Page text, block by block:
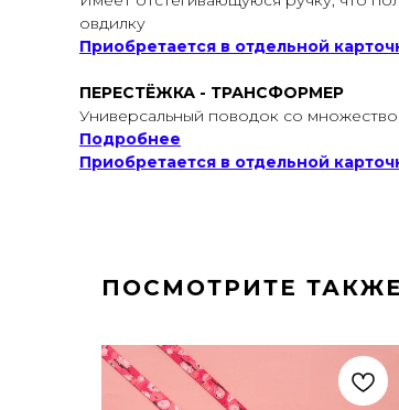
овдилку
Приобретается в отдельной
ПЕРЕСТЁЖКА - ТРАНСФОРМЕР
Универсальный поводок со
Подробнее
Приобретается в отдельной
ПОСМОТРИТЕ ТАКЖЕ